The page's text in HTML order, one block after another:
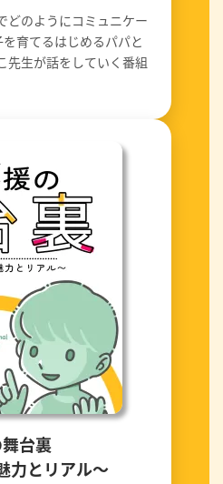
どのようにコミュニケー
育てるはじめるパパと
先生が話をしていく番組
台裏
力とリアル〜